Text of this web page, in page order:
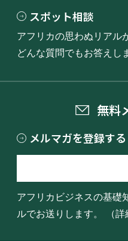
スポット相談
アフリカの思わぬリアル
どんな質問でもお答えし
無料
メルマガを登録する
アフリカビジネスの基礎
ルでお送りします。
（